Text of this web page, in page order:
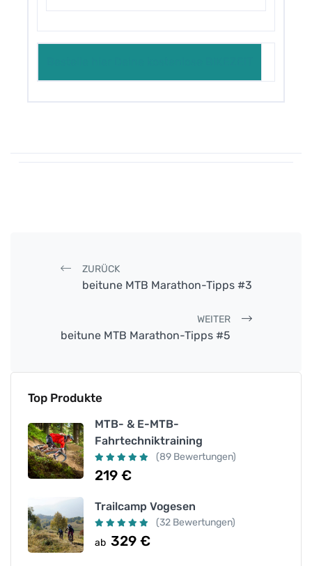
Post navigation
ZURÜCK
beitune MTB Marathon-Tipps #3
WEITER
beitune MTB Marathon-Tipps #5
Top Produkte
MTB- & E-MTB-
Fahrtechniktraining
(89 Bewertungen)
219 €
Trailcamp Vogesen
(32 Bewertungen)
ab 329 €